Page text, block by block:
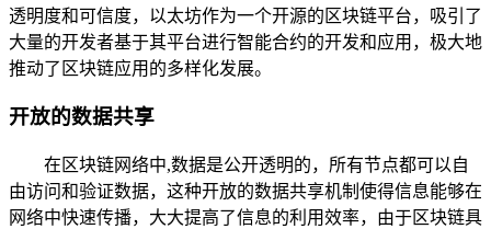
透明度和可信度，以太坊作为一个开源的区块链平台，吸引了
大量的开发者基于其平台进行智能合约的开发和应用，极大地
推动了区块链应用的多样化发展。
开放的数据共享
在区块链网络中,数据是公开透明的，所有节点都可以自
由访问和验证数据，这种开放的数据共享机制使得信息能够在
网络中快速传播，大大提高了信息的利用效率，由于区块链具